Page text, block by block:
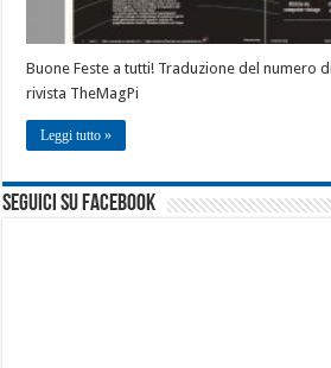
Buone Feste a tutti! Traduzione del numero
rivista TheMagPi
Leggi tutto »
seguici su facebook